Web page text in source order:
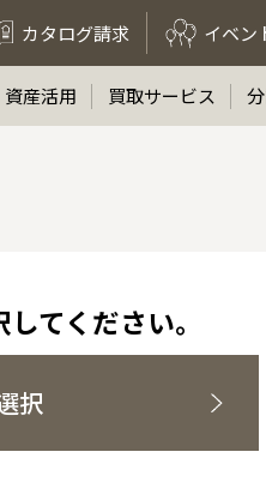
カタログ請求 イベン
資産活用 買取サービス
てください。
択